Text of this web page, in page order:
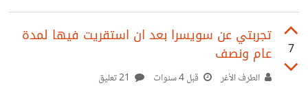
ليستفيد الجميع. هل اشتريت سلعا أو خدمات عبر الإنترنت من
المواقع التركية سابقا ؟ إذا لم تشتر فما هي الأسباب؟ وهل ترغب
بتجربة الشراء مستقبلا؟ وإن كنت قد قمت بذلك فما هي المواقع
التي تعاملت معها، وما هي ميزات وعيوب تجربتك وهل واجهت
7
تجربتي عن سويسرا بعد ان استقريت فيها لمدة
عام ونصف
الطرف الأغر قبل 4 سنوات